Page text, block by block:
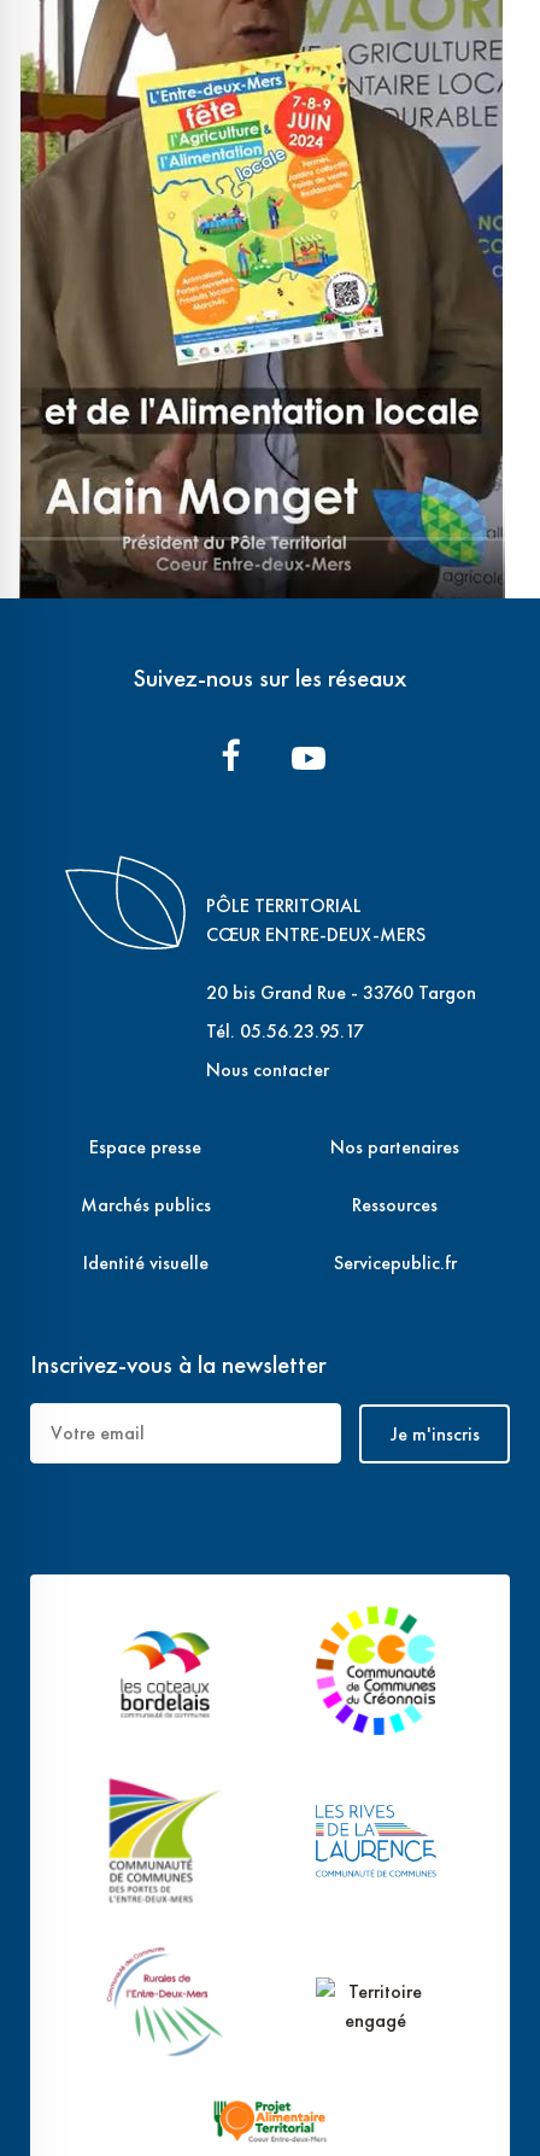
Suivez-nous sur les réseaux
PÔLE TERRITORIAL
CŒUR ENTRE-DEUX-MERS
20 bis Grand Rue - 33760 Targon
Tél. 05.56.23.95.17
Nous contacter
Espace presse
Marchés publics
Identité visuelle
Nos partenaires
Ressources
Servicepublic.fr
Inscrivez-vous à la newsletter